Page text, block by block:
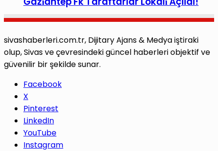
sivashaberleri.com.tr, Dijitary Ajans & Medya iştiraki
olup, Sivas ve çevresindeki güncel haberleri objektif ve
güvenilir bir şekilde sunar.
Facebook
X
Pinterest
LinkedIn
YouTube
Instagram